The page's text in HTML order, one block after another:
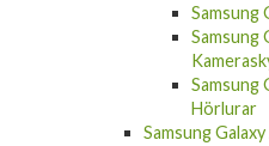
Samsung
Samsung
Samsung
Hörlurar
Samsung